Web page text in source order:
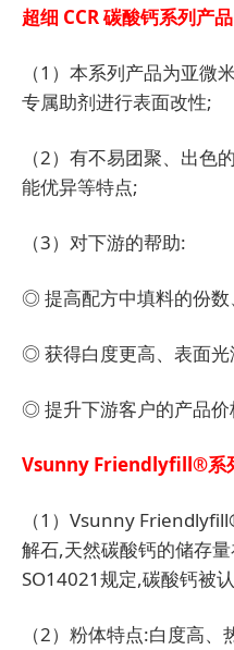
超细 CCR 碳酸钙系列产品
（1）本系列产品为亚微
专属助剂进行表面改性;
（2）有不易团聚、出色
能优异等特点;
（3）对下游的帮助:
◎ 提高配方中填料的份
◎ 获得白度更高、表面光
◎ 提升下游客户的产品价
Vsunny Friendlyfill®系
（1）Vsunny
解石,天然碳酸钙的储存
SO14021规定,碳酸钙被
（2）粉体特点:白度高